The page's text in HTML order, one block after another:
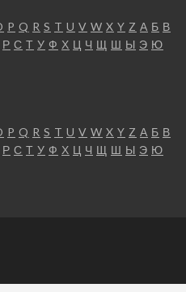
P Q R S T U V W X Y Z А Б В
Р С Т У Ф Х Ц Ч Щ Ш Ы Э Ю
P Q R S T U V W X Y Z А Б В
Р С Т У Ф Х Ц Ч Щ Ш Ы Э Ю